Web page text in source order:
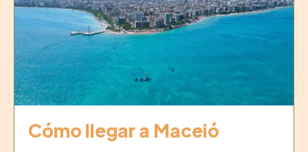
Cómo llegar a Maceió